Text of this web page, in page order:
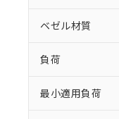
ベゼル材質
負荷
最小適用負荷